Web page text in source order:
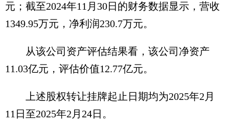
元；截至2024年11月30日的财务数据显示，营收
1349.95万元，净利润230.7万元。
从该公司资产评估结果看，该公司净资产
11.03亿元，评估价值12.77亿元。
上述股权转让挂牌起止日期均为2025年2月
11日至2025年2月24日。